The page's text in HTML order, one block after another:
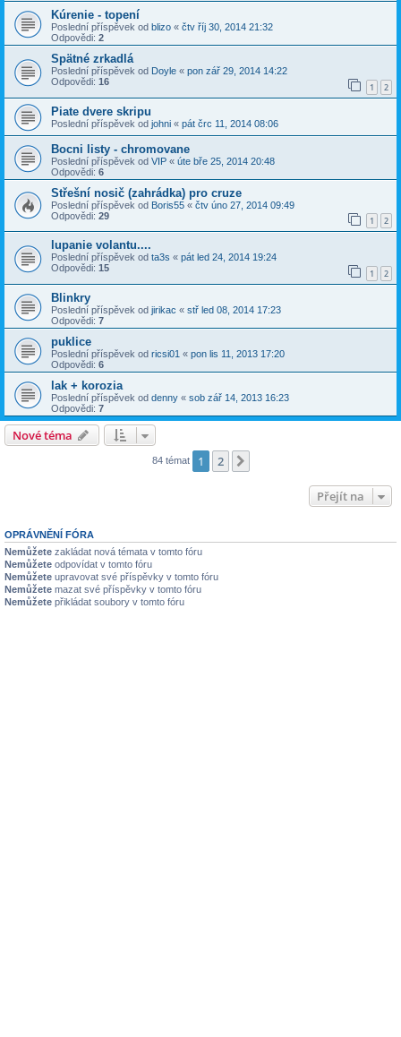
Kúrenie - topení
Poslední příspěvek od blizo « čtv říj 30, 2014 21:32
Odpovědi: 2
Spätné zrkadlá
Poslední příspěvek od Doyle « pon zář 29, 2014 14:22
Odpovědi: 16 1 2
Piate dvere skripu
Poslední příspěvek od johni « pát črc 11, 2014 08:06
Bocni listy - chromovane
Poslední příspěvek od VIP « úte bře 25, 2014 20:48
Odpovědi: 6
Střešní nosič (zahrádka) pro cruze
Poslední příspěvek od Boris55 « čtv úno 27, 2014 09:49
Odpovědi: 29 1 2
lupanie volantu....
Poslední příspěvek od ta3s « pát led 24, 2014 19:24
Odpovědi: 15 1 2
Blinkry
Poslední příspěvek od jirikac « stř led 08, 2014 17:23
Odpovědi: 7
puklice
Poslední příspěvek od ricsi01 « pon lis 11, 2013 17:20
Odpovědi: 6
lak + korozia
Poslední příspěvek od denny « sob zář 14, 2013 16:23
Odpovědi: 7
Nové téma
84 témat 1 2
Přejít na
OPRÁVNĚNÍ FÓRA
Nemůžete zakládat nová témata v tomto fóru
Nemůžete odpovídat v tomto fóru
Nemůžete upravovat své příspěvky v tomto fóru
Nemůžete mazat své příspěvky v tomto fóru
Nemůžete přikládat soubory v tomto fóru